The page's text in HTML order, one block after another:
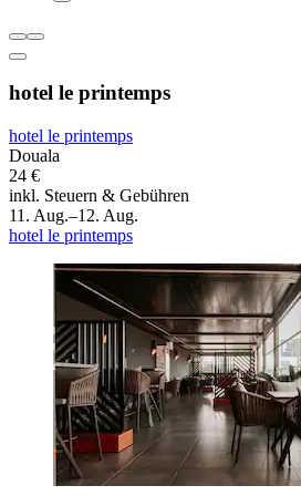
hotel le printemps
hotel le printemps
Douala
24 €
inkl. Steuern & Gebühren
11. Aug.–12. Aug.
hotel le printemps